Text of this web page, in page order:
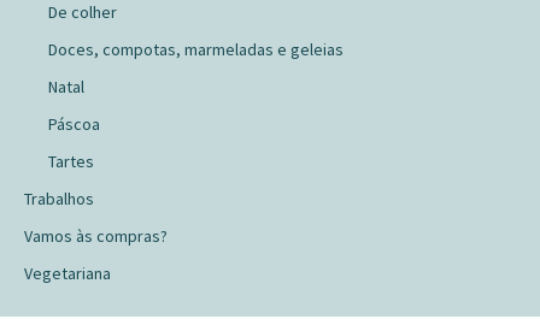
De colher
Doces, compotas, marmeladas e geleias
Natal
Páscoa
Tartes
Trabalhos
Vamos às compras?
Vegetariana